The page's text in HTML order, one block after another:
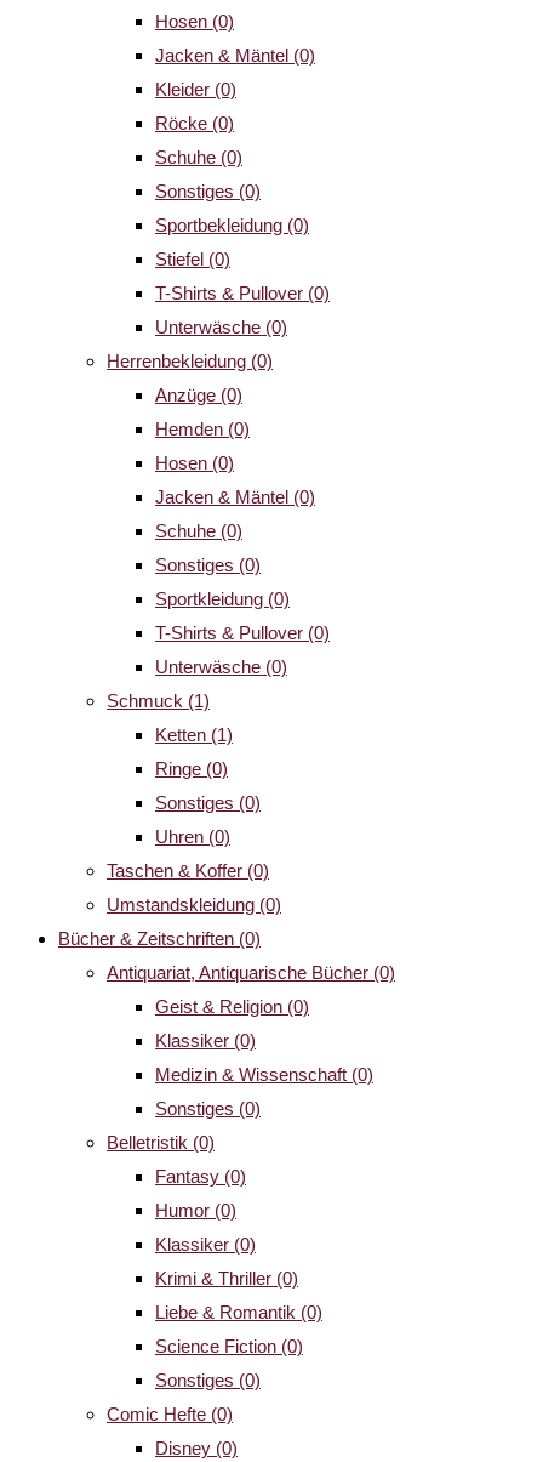
Hosen (0)
Jacken & Mäntel (0)
Kleider (0)
Röcke (0)
Schuhe (0)
Sonstiges (0)
Sportbekleidung (0)
Stiefel (0)
T-Shirts & Pullover (0)
Unterwäsche (0)
Herrenbekleidung (0)
Anzüge (0)
Hemden (0)
Hosen (0)
Jacken & Mäntel (0)
Schuhe (0)
Sonstiges (0)
Sportkleidung (0)
T-Shirts & Pullover (0)
Unterwäsche (0)
Schmuck (1)
Ketten (1)
Ringe (0)
Sonstiges (0)
Uhren (0)
Taschen & Koffer (0)
Umstandskleidung (0)
Bücher & Zeitschriften (0)
Antiquariat, Antiquarische Bücher (0)
Geist & Religion (0)
Klassiker (0)
Medizin & Wissenschaft (0)
Sonstiges (0)
Belletristik (0)
Fantasy (0)
Humor (0)
Klassiker (0)
Krimi & Thriller (0)
Liebe & Romantik (0)
Science Fiction (0)
Sonstiges (0)
Comic Hefte (0)
Disney (0)